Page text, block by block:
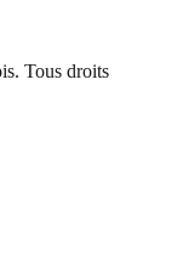
Tous droits